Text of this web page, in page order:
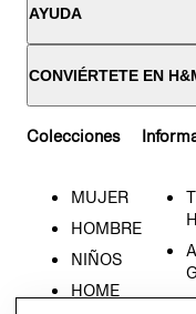
AYUDA
CONVIÉRTETE EN
Colecciones
MUJER
HOMBRE
NIÑOS
HOME